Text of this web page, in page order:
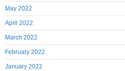
May 2022
April 2022
March 2022
February 2022
January 2022